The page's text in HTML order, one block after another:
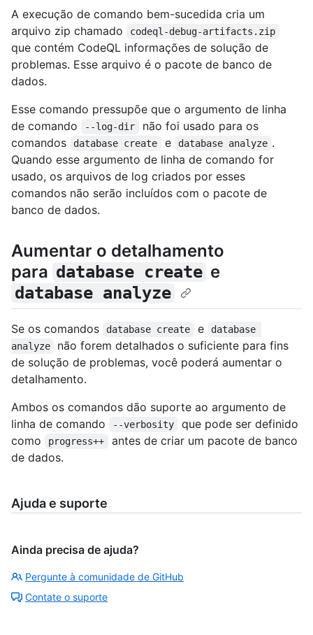
A execução de comando bem-sucedida cria um
arquivo zip chamado
codeql-debug-artifacts.zip
que contém CodeQL informações de solução de
problemas. Esse arquivo é o pacote de banco de
dados.
Esse comando pressupõe que o argumento de linha
de comando
--log-dir
não foi usado para os
comandos
database create e database analyze .
Quando esse argumento de linha de comando for
usado, os arquivos de log criados por esses
comandos não serão incluídos com o pacote de
banco de dados.
Aumentar o detalhamento
para database create e
database analyze
Se os comandos database create e
database
analyze
não forem detalhados o suficiente para fins
de solução de problemas, você poderá aumentar o
detalhamento.
Ambos os comandos dão suporte ao argumento de
linha de comando
--verbosity
que pode ser definido
como
progress++
antes de criar um pacote de banco
de dados.
Ajuda e suporte
Ainda precisa de ajuda?
Pergunte à comunidade de GitHub
Contate o suporte